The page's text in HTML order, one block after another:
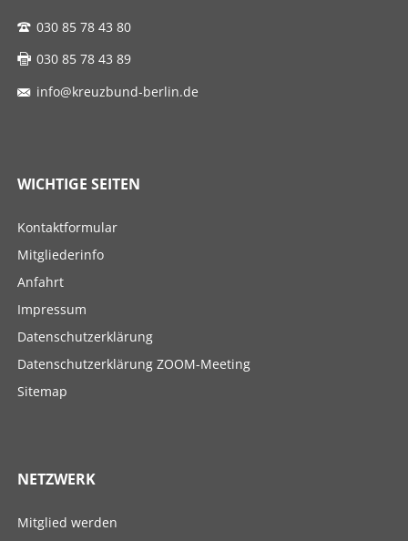
030 85 78 43 80
030 85 78 43 89
info@kreuzbund-berlin.de
WICHTIGE SEITEN
Navigation
Kontaktformular
Mitgliederinfo
Anfahrt
Impressum
Datenschutzerklärung
Datenschutzerklärung ZOOM-Meeting
Sitemap
NETZWERK
Navigation
Mitglied werden